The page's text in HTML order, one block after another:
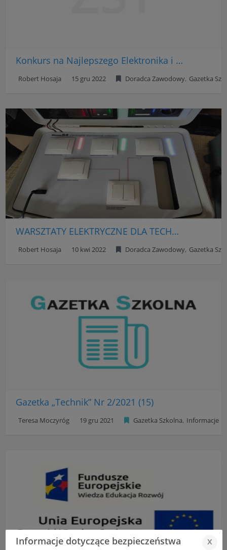
Konkurs na Najlepszego Elektronika i Elektryka ZST oraz eliminacje do XLVI OOWEE na AGH
Robert Hosaja 15 gru 2022 Doradca Zawodowy Gazetka
WARSZTATY ELEKTRYCZNE DLA TECHNIKA ELEKTRYKA W ZST
Robert Hosaja 10 kwi 2022 Doradca Zawodowy Gazetka
Gazetka „Technik” Nr 2/2021 (15)
Teresa Moczyróg 19 gru 2021 Gazetka Szkolna Informacje
Informacje dotyczące bezpieczeństwa x